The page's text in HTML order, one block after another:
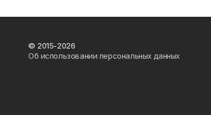
© 2015-2026
Об использовании персональных данных